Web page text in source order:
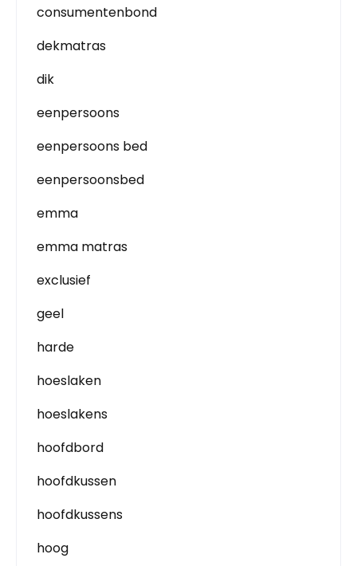
consumentenbond
dekmatras
dik
eenpersoons
eenpersoons bed
eenpersoonsbed
emma
emma matras
exclusief
geel
harde
hoeslaken
hoeslakens
hoofdbord
hoofdkussen
hoofdkussens
hoog